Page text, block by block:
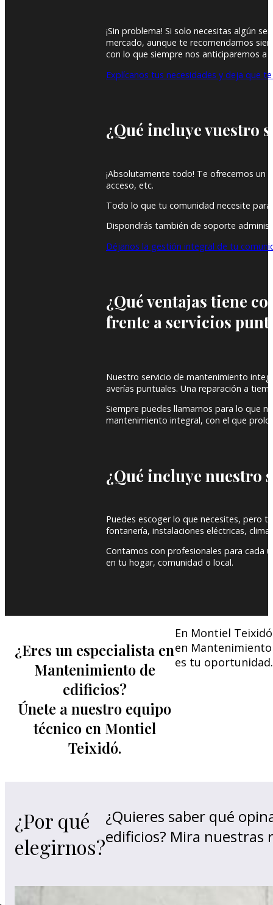
¡Sin problema! Si solo necesitas algún
mercado, aunque te recomendamos
con lo que siempre nos anticiparemos a
Explícanos tus necesidades y deja que
¿Qué incluye vuestro
¡Absolutamente todo! Te ofrecemos un
acceso, etc.
Todo lo que tu comunidad necesite
Dispondrás también de soporte
Déjanos la gestión integral de tu
¿Qué ventajas tiene
frente a servicios
Nuestro servicio de mantenimiento
averías puntuales. Una reparación a
Siempre puedes llamarnos para lo que
mantenimiento integral, con el que
¿Qué incluye nuestro
Puedes escoger lo que necesites, pero
fontanería, instalaciones eléctricas,
Contamos con profesionales para cada
en tu hogar, comunidad o local.
¿Eres un especialista en
Mantenimiento de
edificios?
Únete a nuestro equipo
técnico en Montiel
Teixidó.
En Montiel
en
es tu oportunidad.
¿Por qué
elegirnos?
¿Quieres saber qué
edificios? Mira nuestras